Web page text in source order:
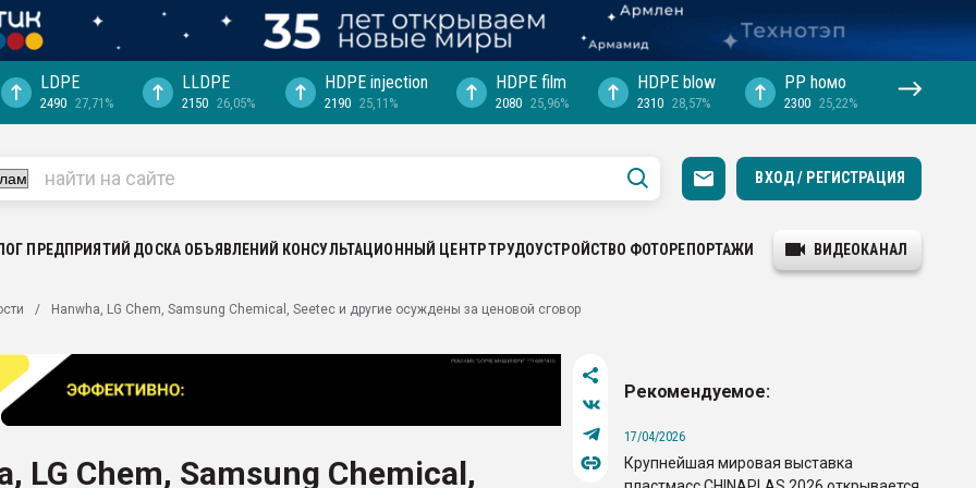
выходит на
рынке
LDPE
2490 27,71%
LLDPE
2150 26,05%
HDPE injection
2190 25,11%
HDPE film
2080 25,96%
HDPE blow
2310 28,57%
PP hомо
2300 25,22%
ВХОД / РЕГИСТРАЦИЯ
ПРЕДПРИЯТИЙ ДОСКА ОБЪЯВЛЕНИЙ КОНСУЛЬТАЦИОННЫЙ ЦЕНТРТРУДОУСТРОЙСТВО ФОТОРЕПОРТАЖИ ВИДЕОКАНАЛ
Hanwha, LG Chem, Samsung Chemical, Seetec и другие осуждены за ценовой сговор
LG Chem, Samsung Chemical,
Рекомендуемое:
17/04/2026
Крупнейшая мировая выставка